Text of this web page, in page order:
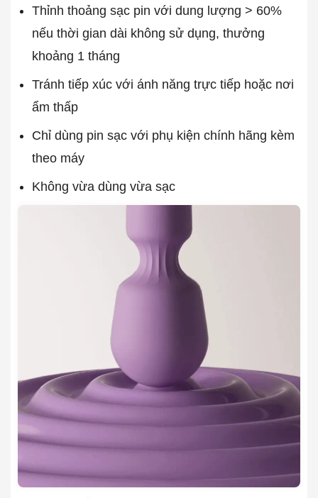
Thỉnh thoảng sạc pin với dung lượng > 60%
nếu thời gian dài không sử dụng, thưởng
khoảng 1 tháng
Tránh tiếp xúc với ánh năng trực tiếp hoặc nơi
ẩm thấp
Chỉ dùng pin sạc với phụ kiện chính hãng kèm
theo máy
Không vừa dùng vừa sạc